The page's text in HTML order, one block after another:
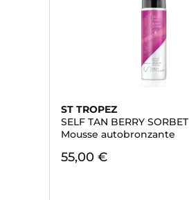
ST TROPEZ
SELF TAN BERRY SORBET
Mousse autobronzante
55,00 €